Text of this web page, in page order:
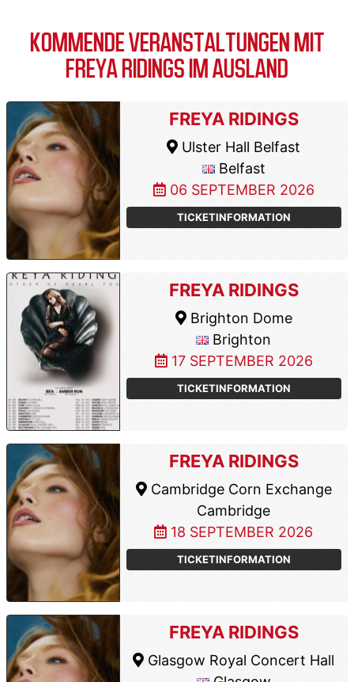
KOMMENDE VERANSTALTUNGEN MIT
FREYA RIDINGS IM AUSLAND
FREYA RIDINGS
Ulster Hall Belfast
Belfast
06 SEPTEMBER 2026
TICKETINFORMATION
FREYA RIDINGS
Brighton Dome
Brighton
17 SEPTEMBER 2026
TICKETINFORMATION
FREYA RIDINGS
Cambridge Corn Exchange
Cambridge
18 SEPTEMBER 2026
TICKETINFORMATION
FREYA RIDINGS
Glasgow Royal Concert Hall